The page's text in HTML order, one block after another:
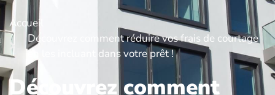
Accueil
Découvrez comment réduire vos frais de courtage
en les incluant dans votre prêt !
Découvrez comment